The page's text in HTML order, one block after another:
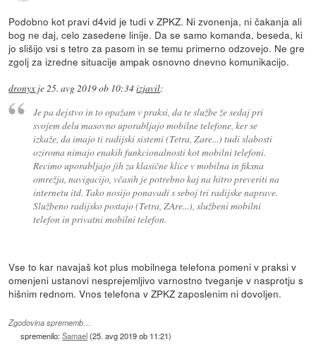
Podobno kot pravi d4vid je tudi v ZPKZ. Ni zvonenja, ni čakanja ali
bog ne daj, celo zasedene linije. Da se samo komanda, beseda, ki
jo slišijo vsi s tetro za pasom in se temu primerno odzovejo. Ne gre
zgolj za izredne situacije ampak osnovno dnevno komunikacijo.
dronyx je25. avg 2019 ob 10:34izjavil:
Je pa dejstvo in to opažam v praksi, da te službe že sedaj pri
svojem delu masovno uporabljajo mobilne telefone, ker se
izkaže, da imajo ti radijski sistemi (Tetra, Zare...) tudi slabosti
oziroma nimajo enakih funkcionalnosti kot mobilni telefoni.
Recimo uporabljajo jih za klasične klice v mobilna in fiksna
omrežja, navigacijo, včasih je potrebno kaj na hitro preveriti na
internetu itd. Tako nosijo ponavadi s seboj tri radijske naprave.
Službeno radijsko postajo (Tetra, ZAre...), službeni mobilni
telefon in privatni mobilni telefon.
Vse to kar navajaš kot plus mobilnega telefona pomeni v praksi v
omenjeni ustanovi nesprejemljivo varnostno tveganje v nasprotju s
hišnim rednom. Vnos telefona v ZPKZ zaposlenim ni dovoljen.
Zgodovina sprememb…
spremenilo:Samael(25. avg 2019 ob 11:21)